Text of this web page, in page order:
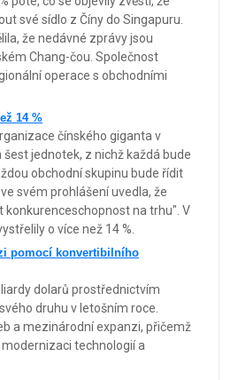
své sídlo z Číny do Singapuru.
že nedávné zprávy jsou
Chang-čou. Společnost
operace s obchodními
14 %
čínského giganta v
jednotek, z nichž každá bude
obchodní skupinu bude řídit
svém prohlášení uvedla, že
na trhu". V
o více než 14 %.
pomocí konvertibilního
dolarů prostřednictvím
druhu v letošním roce.
a mezinárodní expanzi, přičemž
technologií a